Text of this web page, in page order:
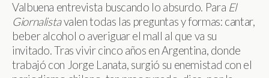
Valbuena entrevista buscando lo absurdo. Para El
Giornalistavalen todas las preguntas y formas: cantar,
beber alcohol o averiguar el mall al que va su
invitado. Tras vivir cinco años en Argentina, donde
trabajó con Jorge Lanata, surgió su enemistad con el